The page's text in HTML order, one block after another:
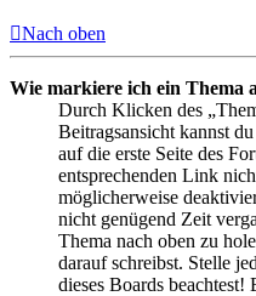
Nach oben
Wie markiere ich ein Thema
Durch Klicken des
Beitragsansicht kannst
auf die erste Seite des
entsprechenden Link
möglicherweise
nicht genügend Zeit
Thema nach oben zu
darauf schreibst. Stelle
dieses Boards beachtest!